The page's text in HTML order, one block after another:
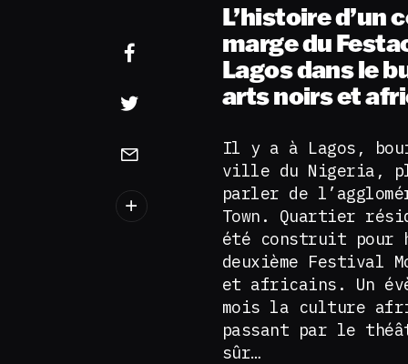
L’histoire d’un
marge du
Lagos dans le
arts noirs et
Il y a à Lagos,
ville du Nigeria,
parler de
Town. Quartier
été construit pour
deuxième Festival
et africains. Un
mois la culture
passant par le
sûr…